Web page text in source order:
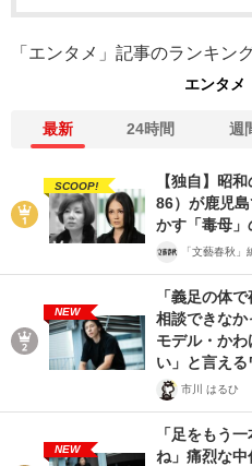
「エンタメ」記事のランキン
エンタメ
最新 24時間 週
SCOOP!
【独自】昭
86）が鹿児
かす「毒母
「文藝春秋」
NEW
「義足の体
相談できな
モデル・か
い」と言える
市川 はるひ
NEW
「足をもう
ね」痛烈な